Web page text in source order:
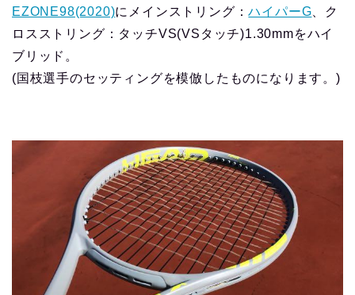
EZONE98(2020)にメインストリング：ハイパーG 、ク
ロスストリング：タッチVS(VSタッチ)1.30mmをハイ
ブリッド。
(国枝選手のセッティングを模倣したものになります。)